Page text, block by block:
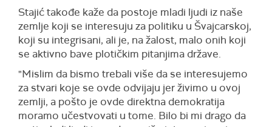
Stajić takođe kaže da postoje mladi ljudi iz naše
zemlje koji se interesuju za politiku u Švajcarskoj,
koji su integrisani, ali je, na žalost, malo onih koji
se aktivno bave plotičkim pitanjima države.
"Mislim da bismo trebali više da se interesujemo
za stvari koje se ovde odvijaju jer živimo u ovoj
zemlji, a pošto je ovde direktna demokratija
moramo učestvovati u tome. Bilo bi mi drago da